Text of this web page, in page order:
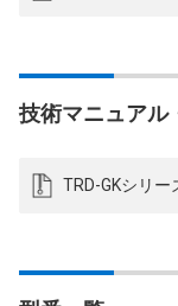
技術マニュアル
TRD-GKシリ